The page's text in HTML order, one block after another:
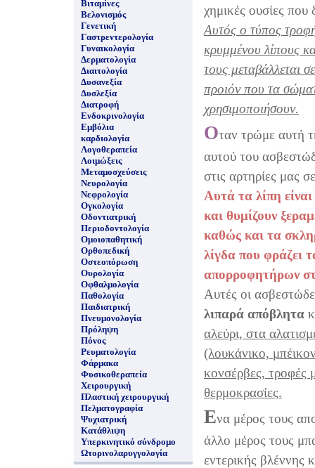
Βιταμίνες
Βελονισμός
Γενετική
Γαστρεντερολογία
Γυναικολογία
Δερματολογία
Διαιτολογία
Δυσανεξία
Δυσλεξία
Διατροφή
Ενδοκρινολογία
Εμβόλια
καρδιολογία
Λογοθεραπεία
Λοιμώξεις
Μεταμοσχεύσεις
Νευρολογία
Νεφρολογία
Ογκολογία
Οδοντιατρική
Περιοδοντολογία
Ομοιοπαθητική
Ορθοπεδική
Οστεοπόρωση
Ουρολογία
Οφθαλμολογία
Παθολογία
Παιδιατρική
Πνευμονολογία
Πρόληψη
Πόνος
Ρευματολογία
Φάρμακα
Φυσικοθεραπεία
Χειρουργική
Πλαστική χειρουργική
Πελματογραφία
Ψυχιατρική
Κατάθλιψη
Υπερκινητικό σύνδρομο
Ωτορινολαρυγγολογία
χημικές ουσίες
Αυτός ο τύπος
κρυμμένου λίπους
τους μεταβάλλεται
προιόν που τα
χρησιμοποιήσουν.
Οταν τρώμε αυτή
αυτού του
στις αρτηρίες μας
Αυτά τα λίπη
και θυμίζουν
καθώς και τα
λίγδα που φράζει
απορροφητήρων
Αυτές οι
λιπαρά απόβλητα
αλεύρι, στα
(λουκάνικο,
κονσέρβες, τροφές
θερμοκρασίες.
Ενα μέρος τους
άλλο μέρος τους
εντερικής βλέννης